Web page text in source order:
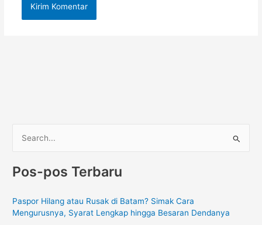
r
u
Pos-pos Terbaru
Paspor Hilang atau Rusak di Batam? Simak Cara
Mengurusnya, Syarat Lengkap hingga Besaran Dendanya